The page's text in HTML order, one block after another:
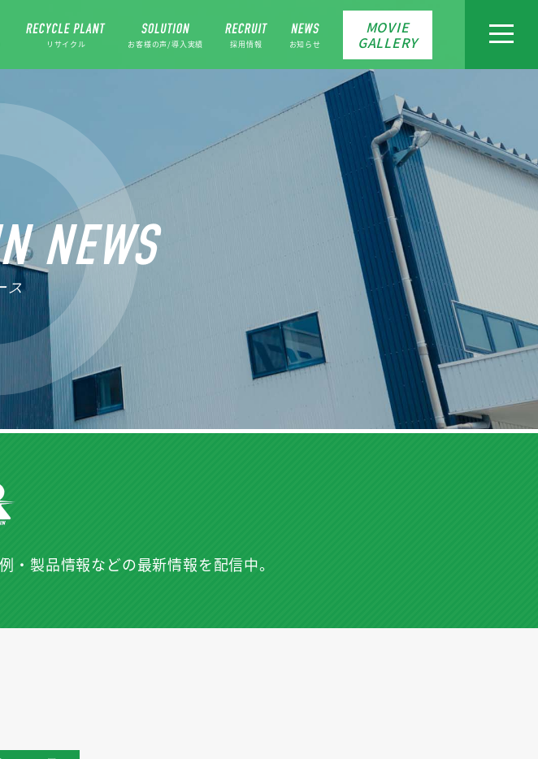
リサイクル お客様の声/導入実績 採用情報 お知らせ
MOVIE
GALLERY
toggle
NEWS
ス
・ 製品情報などの最新情報を配信中。